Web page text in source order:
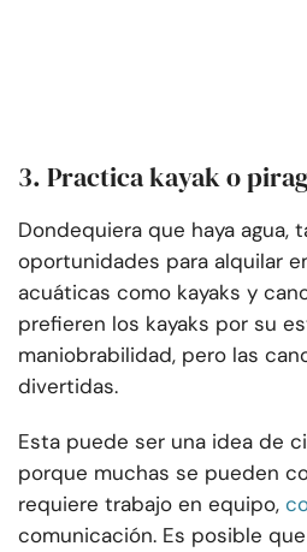
3. Practica kayak o
Dondequiera que haya agua,
oportunidades para alquilar
acuáticas como kayaks y
prefieren los kayaks por su
maniobrabilidad, pero las
divertidas.
Esta puede ser una idea de
porque muchas se pueden
requiere trabajo en equipo,
comunicación. Es posible